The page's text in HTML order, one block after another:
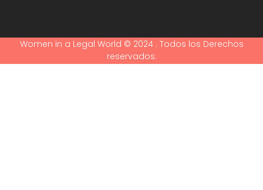
Women in a Legal World © 2024 . Todos los Derechos
reservados.